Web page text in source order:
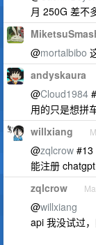
月 250G 差不
@mortalbibo
andyskaura
@Cloud1984
用的只是想拼
willxiang
@zqlcrow #13
能注册
zqlcrow
@willxiang
api 我没试过